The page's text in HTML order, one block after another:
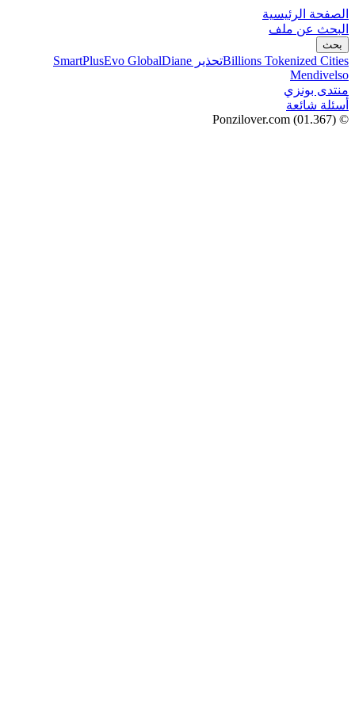
الصفحة الرئيسية
البحث عن ملف
بحث
Billions Tokenized Citiesتحذير SmartPlus Evo GlobalDiane
Mendivelso
منتدى بونزي
أسئلة شائعة
© Ponzilover.com
(01.367)